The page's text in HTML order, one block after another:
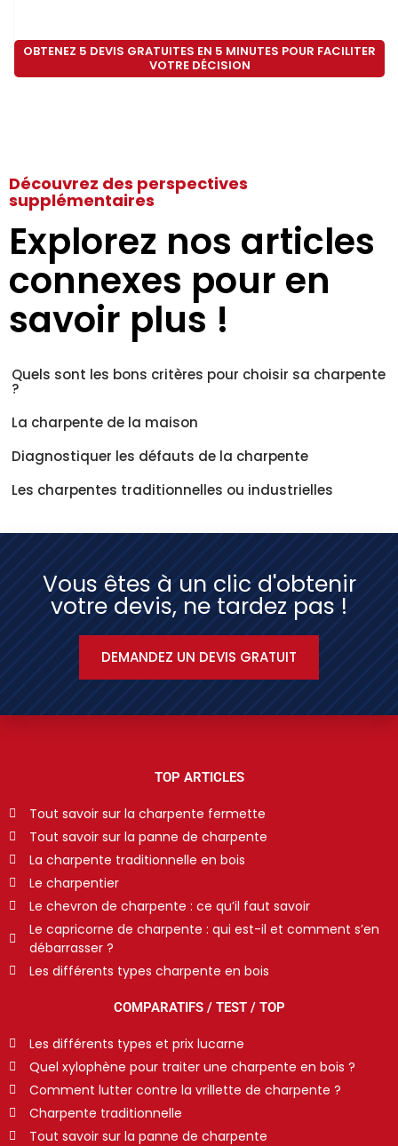
OBTENEZ 5 DEVIS GRATUITES EN 5 MINUTES POUR FACILITER
VOTRE DÉCISION
Découvrez des perspectives
supplémentaires
Explorez nos articles
connexes pour en
savoir plus !
Quels sont les bons critères pour choisir sa charpente
?
La charpente de la maison
Diagnostiquer les défauts de la charpente
Les charpentes traditionnelles ou industrielles
Vous êtes à un clic d'obtenir
votre devis, ne tardez pas !
DEMANDEZ UN DEVIS GRATUIT
TOP ARTICLES
Tout savoir sur la charpente fermette
Tout savoir sur la panne de charpente
La charpente traditionnelle en bois
Le charpentier
Le chevron de charpente : ce qu’il faut savoir
Le capricorne de charpente : qui est-il et comment s’en
débarrasser ?
Les différents types charpente en bois
COMPARATIFS / TEST / TOP
Les différents types et prix lucarne
Quel xylophène pour traiter une charpente en bois ?
Comment lutter contre la vrillette de charpente ?
Charpente traditionnelle
Tout savoir sur la panne de charpente